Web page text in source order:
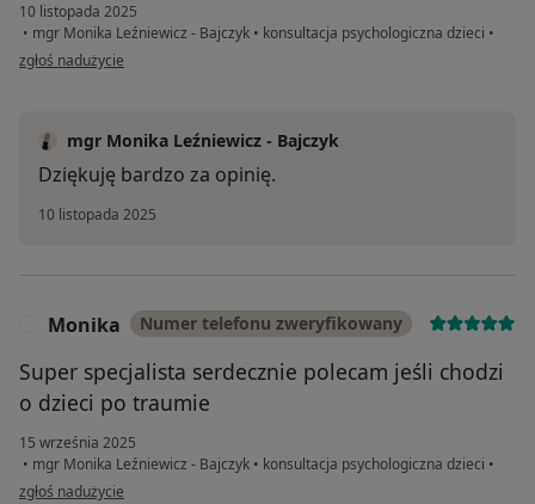
10 listopada 2025
• mgr Monika Leźniewicz - Bajczyk • konsultacja psychologiczna dzieci •
w opinii użytkownika Ewa
zgłoś nadużycie
mgr Monika Leźniewicz - Bajczyk
Dziękuję bardzo za opinię.
10 listopada 2025
Monika Numer telefonu zweryfikowany
Super specjalista serdecznie polecam jeśli chodzi
o dzieci po traumie
15 września 2025
• mgr Monika Leźniewicz - Bajczyk • konsultacja psychologiczna dzieci •
w opinii użytkownika Monika
zgłoś nadużycie